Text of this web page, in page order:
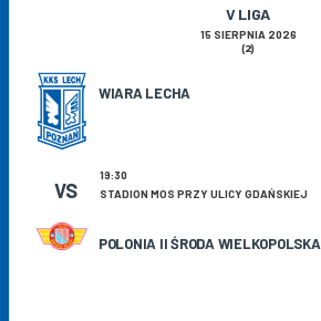
V LIGA
15 SIERPNIA 2026
(2)
WIARA LECHA
POLONIA II ŚRODA WIELKOPOLSKA
VS
19:30
STADION MOS PRZY ULICY GDAŃSKIEJ